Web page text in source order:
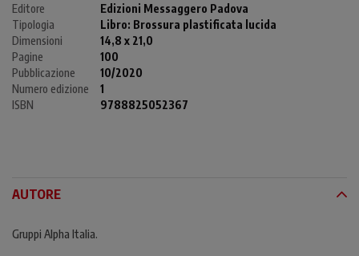
Editore
Edizioni Messaggero Padova
Tipologia
Libro: Brossura plastificata lucida
Dimensioni
14,8 x 21,0
Pagine
100
Pubblicazione
10/2020
Numero edizione
1
ISBN
9788825052367
AUTORE
Gruppi Alpha Italia.